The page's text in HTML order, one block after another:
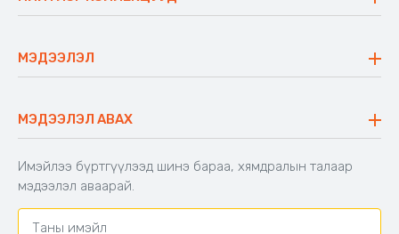
Ажлын байр
Блог
Сүүдрэвч
Аяны ширээ
Аяны түшлэгтэй сандал
МЭДЭЭЛЭЛ
Буцаалтын журам
Захиалга шалгах
Хамтран ажиллах
Холбоо барих
МЭДЭЭЛЭЛ АВАХ
Имэйлээ бүртгүүлээд шинэ бараа, хямдралын талаар
мэдээлэл аваарай.